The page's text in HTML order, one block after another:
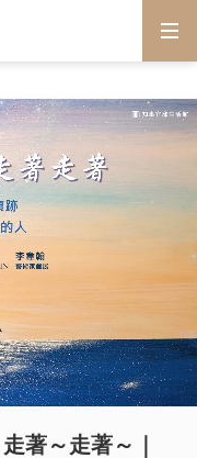
著～走著～｜